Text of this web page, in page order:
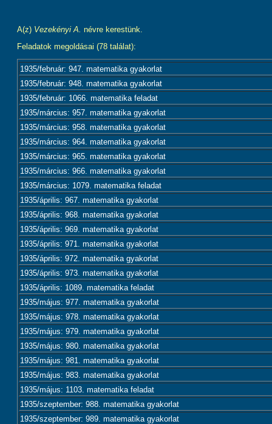
A(z) Vezekényi A. névre kerestünk.
Feladatok megoldásai (78 találat):
1935/február: 947. matematika gyakorlat
1935/február: 948. matematika gyakorlat
1935/február: 1066. matematika feladat
1935/március: 957. matematika gyakorlat
1935/március: 958. matematika gyakorlat
1935/március: 964. matematika gyakorlat
1935/március: 965. matematika gyakorlat
1935/március: 966. matematika gyakorlat
1935/március: 1079. matematika feladat
1935/április: 967. matematika gyakorlat
1935/április: 968. matematika gyakorlat
1935/április: 969. matematika gyakorlat
1935/április: 971. matematika gyakorlat
1935/április: 972. matematika gyakorlat
1935/április: 973. matematika gyakorlat
1935/április: 1089. matematika feladat
1935/május: 977. matematika gyakorlat
1935/május: 978. matematika gyakorlat
1935/május: 979. matematika gyakorlat
1935/május: 980. matematika gyakorlat
1935/május: 981. matematika gyakorlat
1935/május: 983. matematika gyakorlat
1935/május: 1103. matematika feladat
1935/szeptember: 988. matematika gyakorlat
1935/szeptember: 989. matematika gyakorlat